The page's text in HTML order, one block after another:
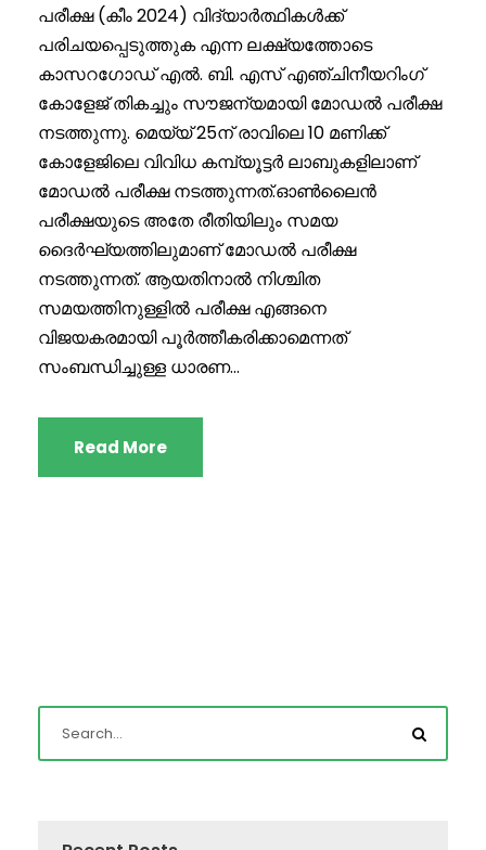
പരീക്ഷ (കീം 2024) വിദ്യാർത്ഥികൾക്ക്
പരിചയപ്പെടുത്തുക എന്ന ലക്ഷ്യത്തോടെ
കാസറഗോഡ് എൽ. ബി. എസ് എഞ്ചിനീയറിംഗ്
കോളേജ് തികച്ചും സൗജന്യമായി മോഡൽ പരീക്ഷ
നടത്തുന്നു. മെയ്യ് 25ന് രാവിലെ 10 മണിക്ക്
കോളേജിലെ വിവിധ കമ്പ്യൂട്ടർ ലാബുകളിലാണ്
മോഡൽ പരീക്ഷ നടത്തുന്നത്.ഓൺലൈൻ
പരീക്ഷയുടെ അതേ രീതിയിലും സമയ
ദൈർഘ്യത്തിലുമാണ് മോഡൽ പരീക്ഷ
നടത്തുന്നത്. ആയതിനാൽ നിശ്ചിത
സമയത്തിനുള്ളിൽ പരീക്ഷ എങ്ങനെ
വിജയകരമായി പൂർത്തീകരിക്കാമെന്നത്
സംബന്ധിച്ചുള്ള ധാരണ...
Read More